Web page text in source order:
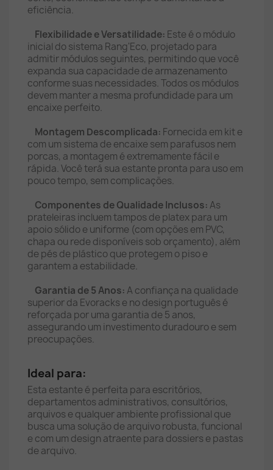
eficiência.
Flexibilidade e Versatilidade: Este é o módulo
inicial do sistema Rang'Eco, projetado para
admitir módulos seguintes, permitindo que você
expanda sua capacidade de armazenamento
conforme suas necessidades. Todos os módulos
devem manter a mesma profundidade para um
encaixe perfeito.
Montagem Descomplicada: Fornecida em kit e
com um sistema de encaixe sem parafusos nem
porcas, a montagem é extremamente fácil e
rápida. Você terá sua estante pronta para uso em
pouco tempo, sem complicações.
Componentes de Qualidade Inclusos:As
prateleiras incluem tampos de platex para um
apoio sólido e uniforme (com opções em PVC,
chapa ou rede disponíveis sob orçamento), além
de pés de plástico que protegem o piso e
garantem a estabilidade.
Garantia de 5 Anos:A confiança na qualidade
superior da Evoracks e no design português é
reforçada por uma garantia de 5 anos,
assegurando um investimento duradouro e sem
preocupações.
Ideal para:
Esta estante é perfeita para escritórios,
departamentos administrativos, consultórios,
arquivos e qualquer ambiente profissional que
busca uma solução de arquivo robusta, funcional
e com um design atraente para dossiers e pastas
de arquivo.